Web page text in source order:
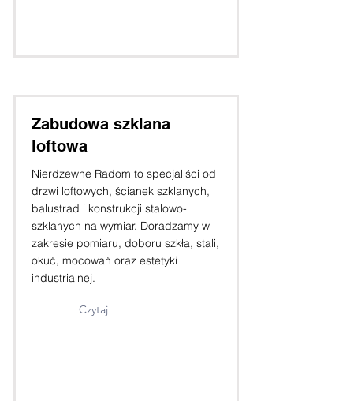
Zabudowa szklana
loftowa
Nierdzewne Radom to specjaliści od
drzwi loftowych, ścianek szklanych,
balustrad i konstrukcji stalowo-
szklanych na wymiar. Doradzamy w
zakresie pomiaru, doboru szkła, stali,
okuć, mocowań oraz estetyki
industrialnej.
Czytaj